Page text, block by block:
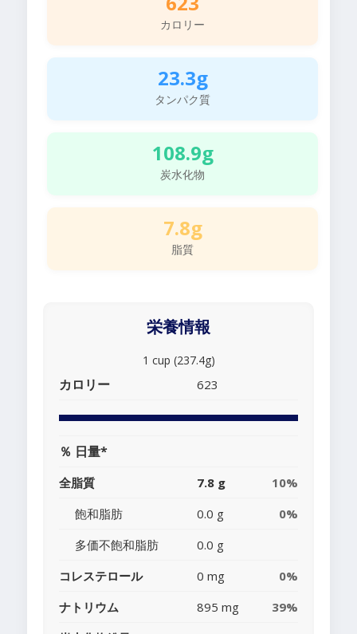
カロリー
23.3g
タンパク質
108.9g
炭水化物
7.8g
脂質
栄養情報
1 cup (237.4g)
カロリー 623
％ 日量*
全脂質 7.8 g
10%
飽和脂肪
0.0 g
0%
多価不飽和脂肪
0.0 g
コレステロール
0 mg
0%
ナトリウム
895 mg
39%